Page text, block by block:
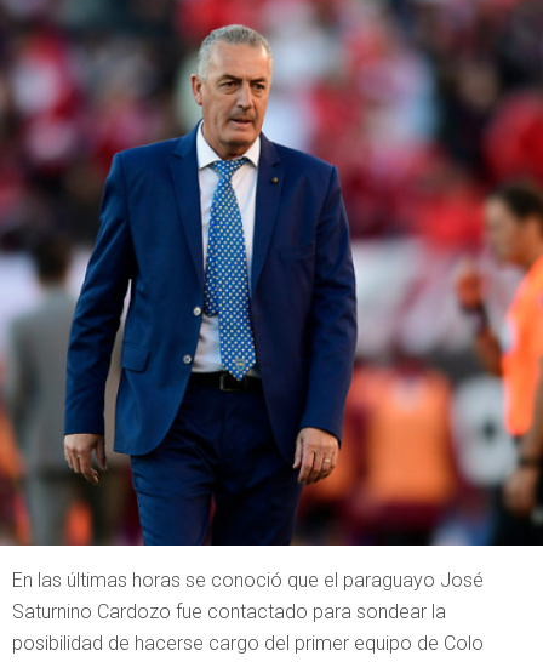
En las últimas horas se conoció que el paraguayo José
Saturnino Cardozo fue contactado para sondear la
posibilidad de hacerse cargo del primer equipo de Colo